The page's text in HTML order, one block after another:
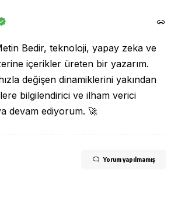
Bedir, teknoloji, yapay zeka ve
içerikler üreten bir yazarım.
değişen dinamiklerini yakından
bilgilendirici ve ilham verici
devam ediyorum. 🚀
Yorum yapılmamış